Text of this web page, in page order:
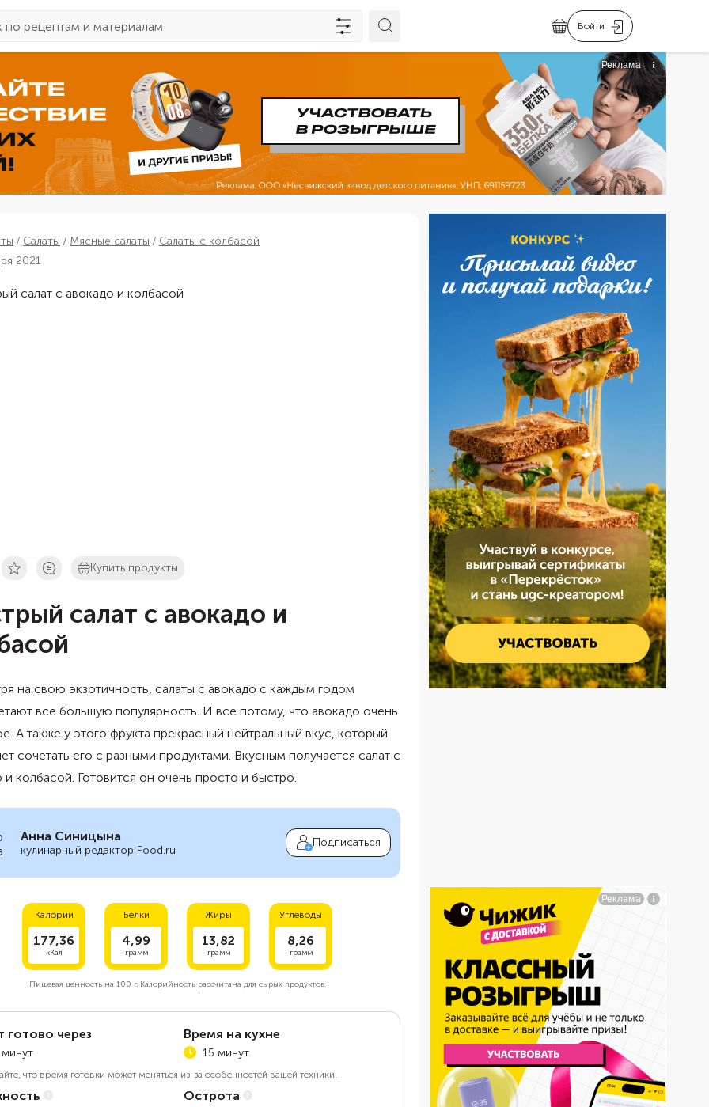
Войти
Салаты Мясные салаты
Салаты с колбасой
2021
Купить продукты
салат с авокадо и
на свою экзотичность, салаты с авокадо с каждым годом
все большую популярность. И все потому, что авокадо очень
А также у этого фрукта прекрасный нейтральный вкус, который
сочетать его с разными продуктами. Вкусным получается салат с
и колбасой. Готовится он очень просто и быстро.
Анна Синицына
кулинарный редактор Food.ru
Подписаться
Калории
177,36
кКал
Белки
4,99
грамм
Жиры
13,82
грамм
Углеводы
8,26
грамм
Пищевая ценность на 100 г.Калорийность рассчитана для сырых продуктов.
готово через Время на кухне
15 минут
что время готовки может меняться из-за особенностей вашей техники.
Острота